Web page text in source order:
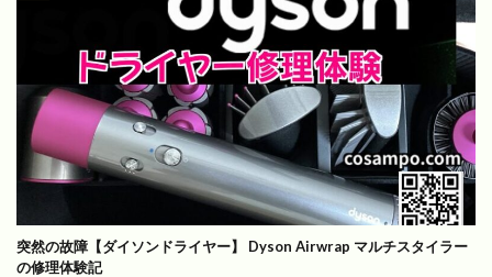
突然の故障【ダイソンドライヤー】 Dyson Airwrap マルチスタイラー
の修理体験記